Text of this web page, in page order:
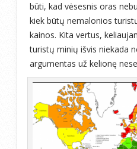
būti, kad vėsesnis oras
kiek būtų nemalonios
kainos. Kita vertus,
turistų minių išvis niekada
argumentas už kelionę